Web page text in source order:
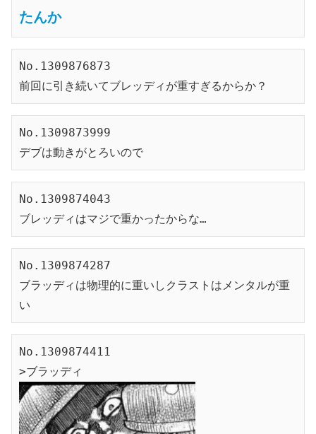
たんか
No.1309876873
前回に引き続いてブレッディが重すぎるからか？
No.1309873999
デブは動きがとろいので
No.1309874043
ブレッディはマジで重かったからな…
No.1309874287
ブラッディは物理的に重いしクラストはメンタルが重
い
No.1309874411
>ブラッディ